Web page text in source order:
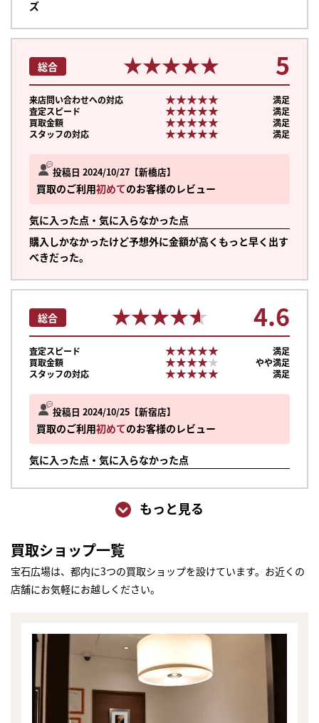
ズ
投稿日 2024/10/27 新橋店
買取のご利用初めてのお客様のレビュー
気に入った点・気に入らなかった点
購入しかなかったけど予想外に金額が高くもっと早く出す
べきだった。
総合 ★★★★★
★★★★★ 5
来店問い合わせへの対応 ★★★★★
★★★★★
満足
査定スピード
★★★★★
★★★★★
満足
買取金額
★★★★★
★★★★★
満足
スタッフの対応
★★★★★
★★★★★ 満足
投稿日 2024/10/25 新宿店
買取のご利用初めてのお客様のレビュー
気に入った点・気に入らなかった点
総合 ★★★★★
★★★★★ 4.6
査定スピード ★★★★★
★★★★★
満足
買取金額
★★★★★
★★★★★
やや満足
スタッフの対応
★★★★★
★★★★★ 満足
もっと見る
買取ショップ一覧
宝石広場は、都内に3つの買取ショップを設けています。お近くの
店舗にお気軽にお越しください。
まずは